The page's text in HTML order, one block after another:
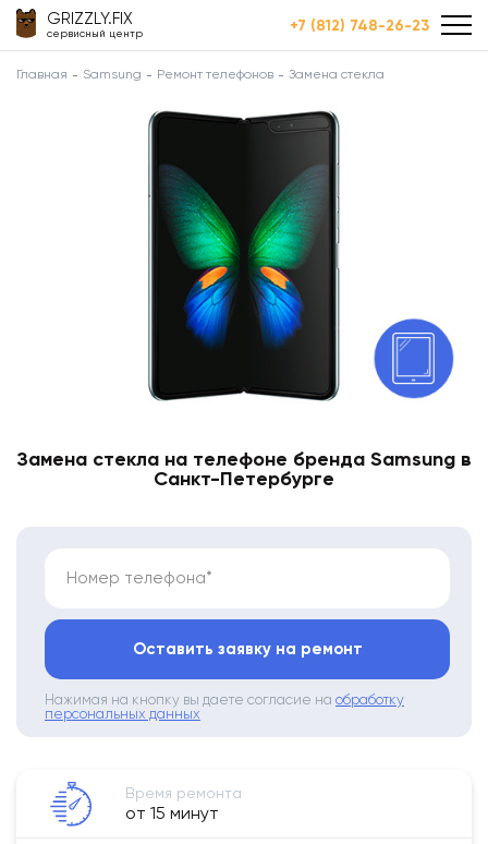
GRIZZLY.FIX
сервисный центр +7 (812) 748-26-23
Главная Samsung Ремонт телефонов Замена стекла
Замена стекла на телефоне бренда Samsung в
Санкт-Петербурге
Номер телефона*
Оставить заявку на ремонт
Нажимая на кнопку вы даете согласие на обработку
персональных данных
Время ремонта
от 15 минут